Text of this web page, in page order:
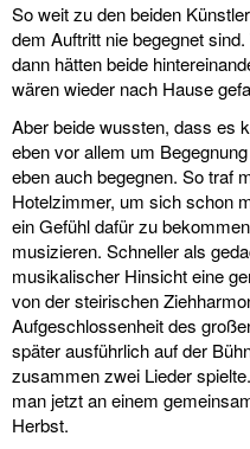
So weit zu den beiden
dem Auftritt nie begegnet
dann hätten beide
wären wieder nach Hause
Aber beide wussten, dass es
eben vor allem um
eben auch begegnen. So traf
Hotelzimmer, um sich schon
ein Gefühl dafür zu
musizieren. Schneller als
musikalischer Hinsicht eine
von der steirischen
Aufgeschlossenheit des
später ausführlich auf der
zusammen zwei Lieder
man jetzt an einem
Herbst.